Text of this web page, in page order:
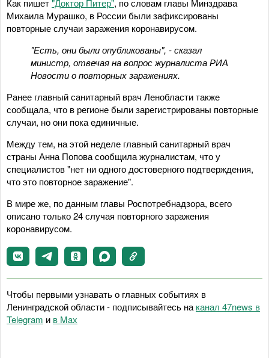
Как пишет"Доктор Питер", по словам главы Минздрава
Михаила Мурашко, в России были зафиксированы
повторные случаи заражения коронавирусом.
"Есть, они были опубликованы", - сказал
министр, отвечая на вопрос журналиста РИА
Новости о повторных заражениях.
Ранее главный санитарный врач Ленобласти также
сообщала, что в регионе были зарегистрированы повторные
случаи, но они пока единичные.
Между тем, на этой неделе главный санитарный врач
страны Анна Попова сообщила журналистам, что у
специалистов "нет ни одного достоверного подтверждения,
что это повторное заражение".
В мире же, по данным главы Роспотребнадзора, всего
описано только 24 случая повторного заражения
коронавирусом.
Чтобы первыми узнавать о главных событиях в
Ленинградской области - подписывайтесь на канал 47news в
Telegram и в Maх